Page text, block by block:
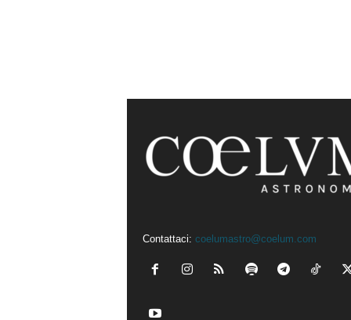
Contattaci: coelumastro@coelum.com